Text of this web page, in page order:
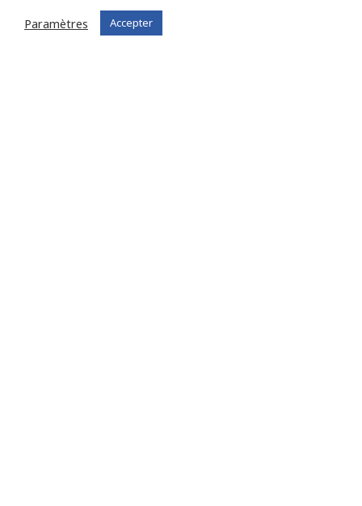
Vous êtes déjà inscrit ?
Paramètres
Accepter